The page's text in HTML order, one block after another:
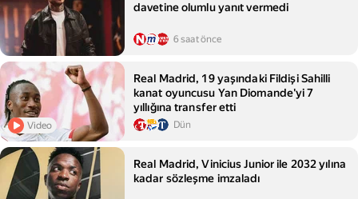
davetine olumlu yanıt vermedi
6 saat önce
Video
Real Madrid, 19 yaşındaki Fildişi Sahilli
kanat oyuncusu Yan Diomande'yi 7
yıllığına transfer etti
Dün
Real Madrid, Vinicius Junior ile 2032 yılına
kadar sözleşme imzaladı